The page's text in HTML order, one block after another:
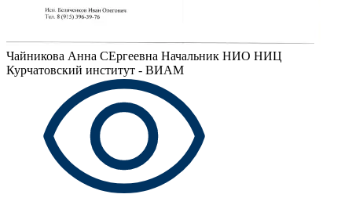
Чайникова Анна СЕргеевна Начальник НИО НИЦ
Курчатовский институт - ВИАМ